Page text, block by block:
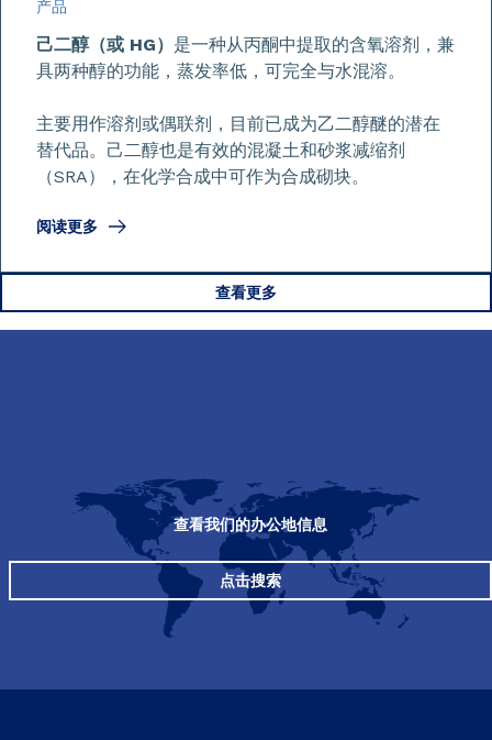
产品
己二醇（或 HG） 是一种从丙酮中提取的含氧溶剂，兼
具两种醇的功能，蒸发率低，可完全与水混溶。
主要用作溶剂或偶联剂，目前已成为乙二醇醚的潜在
替代品。己二醇也是有效的混凝土和砂浆减缩剂
（SRA），在化学合成中可作为合成砌块。
阅读更多
查看更多
查看我们的办公地信息
点击搜索